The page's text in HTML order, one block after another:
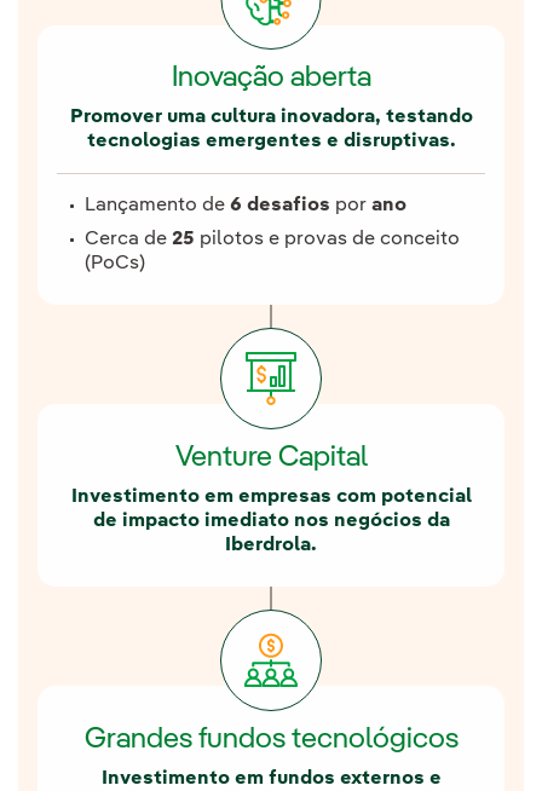
Inovação aberta
Promover uma cultura inovadora, testando
tecnologias emergentes e disruptivas.
Lançamento de 6 desafios por ano
Cerca de 25 pilotos e provas de conceito
(PoCs)
Venture Capital
Investimento em empresas com potencial
de impacto imediato nos negócios da
Iberdrola.
Grandes fundos tecnológicos
Investimento em fundos externos e